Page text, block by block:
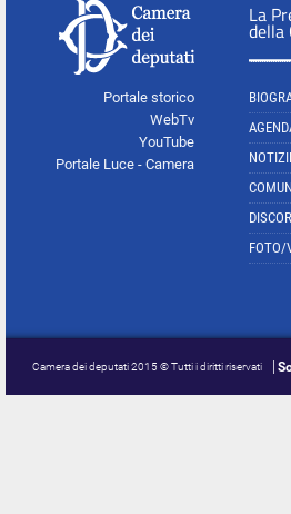
Portale storico
WebTv
YouTube
Portale Luce - Camera
La
della
FOTO/
Camera dei deputati 2015 © Tutti i diritti riservati